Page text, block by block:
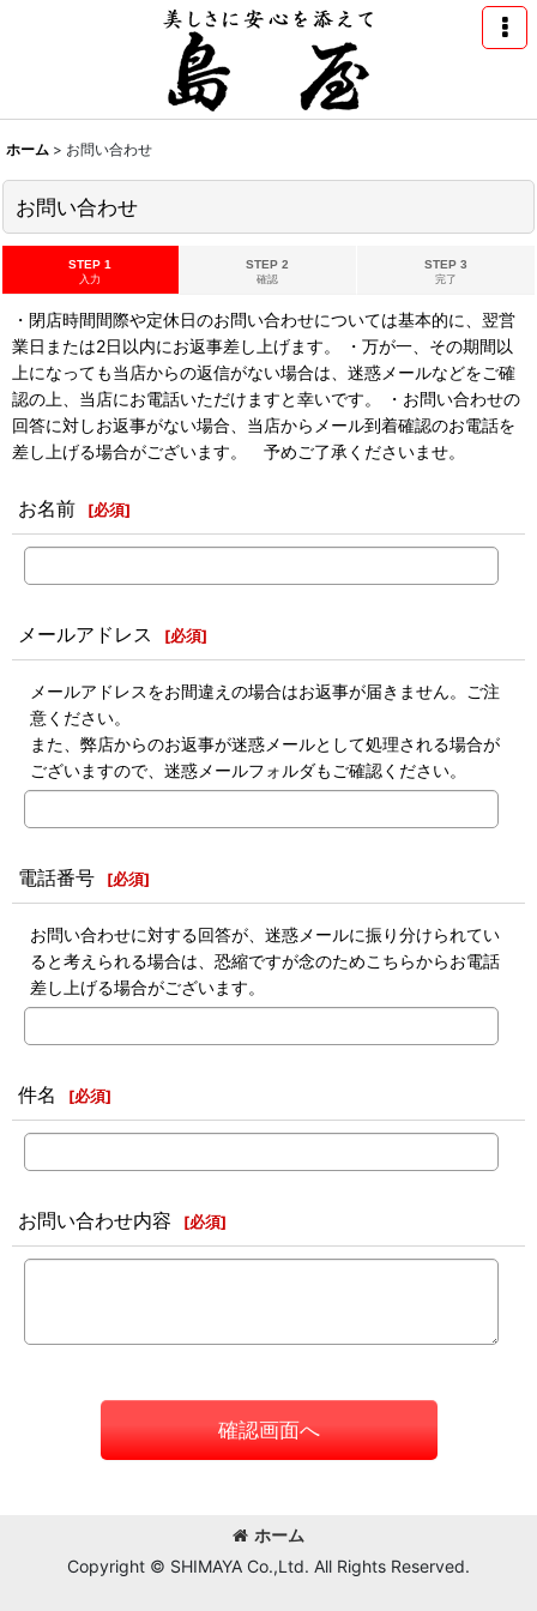
ホーム > お問い合わせ
お問い合わせ
STEP 1
入力
STEP 2
確認
STEP 3
完了
・閉店時間間際や定休日のお問い合わせについては基本的に、翌営
業日または2日以内にお返事差し上げます。 ・万が一、その期間以
上になっても当店からの返信がない場合は、迷惑メールなどをご確
認の上、当店にお電話いただけますと幸いです。 ・お問い合わせの
回答に対しお返事がない場合、当店からメール到着確認のお電話を
差し上げる場合がございます。 予めご了承くださいませ。
お名前 [必須]
メールアドレス [必須]
メールアドレスをお間違えの場合はお返事が届きません。ご注
意ください。
また、弊店からのお返事が迷惑メールとして処理される場合が
ございますので、迷惑メールフォルダもご確認ください。
電話番号 [必須]
お問い合わせに対する回答が、迷惑メールに振り分けられてい
ると考えられる場合は、恐縮ですが念のためこちらからお電話
差し上げる場合がございます。
件名 [必須]
お問い合わせ内容 [必須]
確認画面へ
ホーム
Copyright © SHIMAYA Co.,Ltd. All Rights Reserved.